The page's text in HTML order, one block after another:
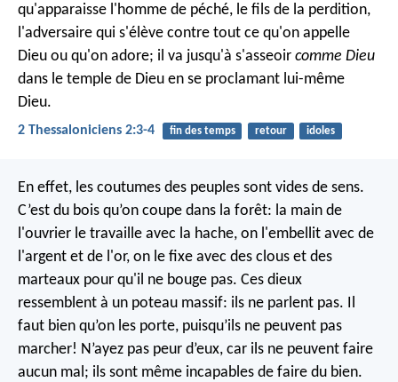
qu'apparaisse l'homme de péché, le fils de la perdition,
l'adversaire qui s'élève contre tout ce qu'on appelle
Dieu ou qu'on adore; il va jusqu'à s'asseoir comme Dieu
dans le temple de Dieu en se proclamant lui-même
Dieu.
2 Thessaloniciens 2:3-4 fin des temps retour idoles
En effet, les coutumes des peuples sont vides de sens.
C’est du bois qu’on coupe dans la forêt: la main de
l'ouvrier le travaille avec la hache, on l'embellit avec de
l'argent et de l'or, on le fixe avec des clous et des
marteaux pour qu'il ne bouge pas. Ces dieux
ressemblent à un poteau massif: ils ne parlent pas. Il
faut bien qu’on les porte, puisqu’ils ne peuvent pas
marcher! N’ayez pas peur d’eux, car ils ne peuvent faire
aucun mal; ils sont même incapables de faire du bien.